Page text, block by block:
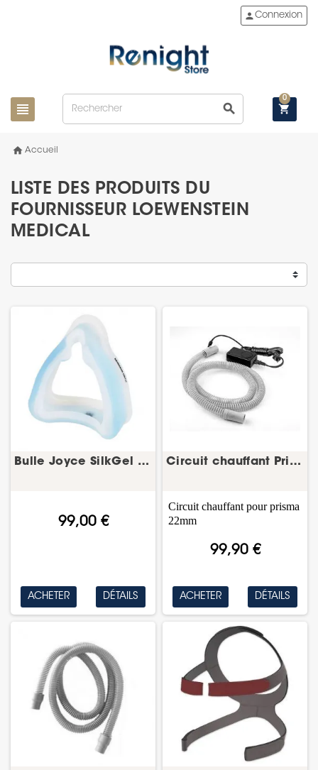
view_headline search
personConnexion
shopping_cart
0
home Accueil
LISTE DES PRODUITS DU
FOURNISSEUR LOEWENSTEIN
MEDICAL
Bulle Joyce SilkGel Full Face – bulle/coussin...
99,00 €
ACHETER DÉTAILS
Circuit chauffant Prisma complet – tuyau CPAP –...
99,90 €
Circuit chauffant pour prisma
22mm
ACHETER DÉTAILS